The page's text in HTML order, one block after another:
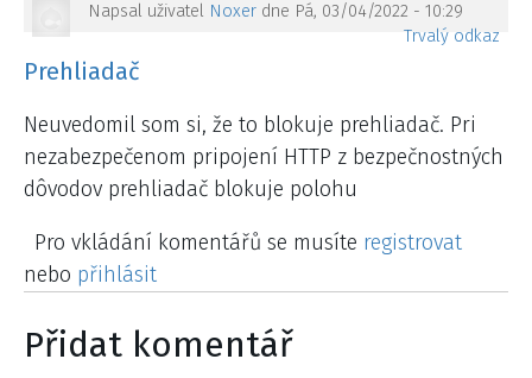
Napsal uživatel Noxerdne Pá, 03/04/2022 - 10:29
Trvalý odkaz
Prehliadač
Neuvedomil som si, že to blokuje prehliadač. Pri
nezabezpečenom pripojení HTTP z bezpečnostných
dôvodov prehliadač blokuje polohu
Pro vkládání komentářů se musíte registrovat
nebo přihlásit
Přidat komentář